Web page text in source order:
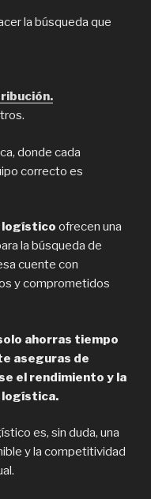
la búsqueda que
donde cada
correcto es
logístico ofrecen una
la búsqueda de
cuente con
y comprometidos
ahorras tiempo
aseguras de
el rendimiento y la
logística.
es, sin duda, una
y la competitividad